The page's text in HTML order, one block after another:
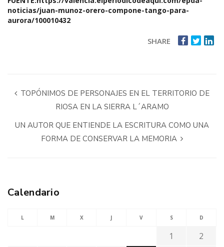
noticias/juan-munoz-orero-compone-tango-para-
aurora/100010432
SHARE
TOPÓNIMOS DE PERSONAJES EN EL TERRITORIO DE
RIOSA EN LA SIERRA L´ARAMO
UN AUTOR QUE ENTIENDE LA ESCRITURA COMO UNA
FORMA DE CONSERVAR LA MEMORIA
Calendario
L M X J V S D
1
2